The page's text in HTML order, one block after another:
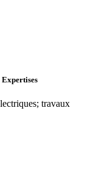
Expertises
travaux